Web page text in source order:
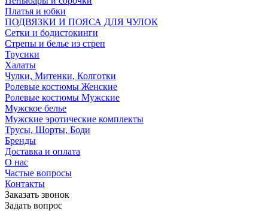
Платья и юбки
ПОДВЯЗКИ И ПОЯСА ДЛЯ ЧУЛОК
Сетки и бодистокинги
Стрепы и белье из стреп
Трусики
Халаты
Чулки, Митенки, Колготки
Ролевые костюмы Женские
Ролевые костюмы Мужские
Мужское белье
Мужские эротические комплекты
Трусы, Шорты, Боди
Бренды
Доставка и оплата
О нас
Частые вопросы
Контакты
Заказать звонок
Задать вопрос